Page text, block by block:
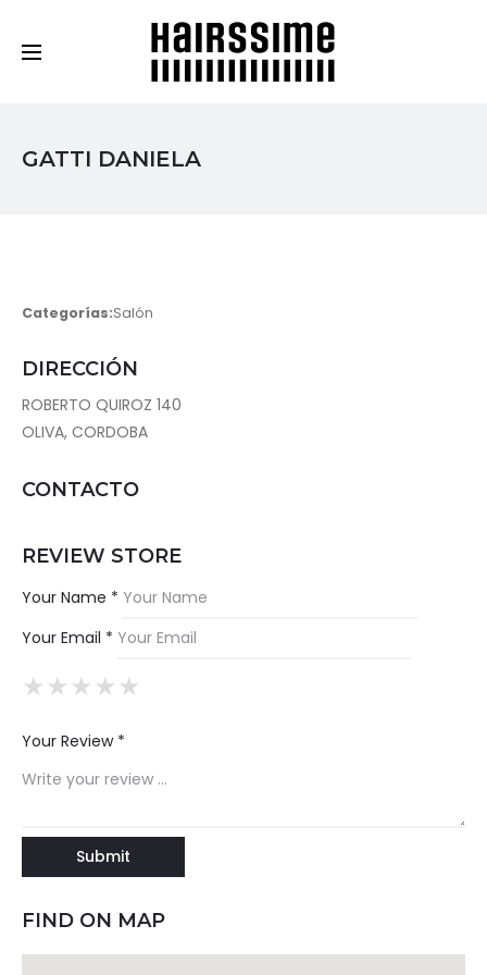
GATTI DANIELA
Categorías:Salón
DIRECCIÓN
ROBERTO QUIROZ 140
OLIVA, CORDOBA
CONTACTO
REVIEW STORE
Your Name *
Your Email *
★
★★
★★★
★★★★
★★★★★
Your Review *
FIND ON MAP